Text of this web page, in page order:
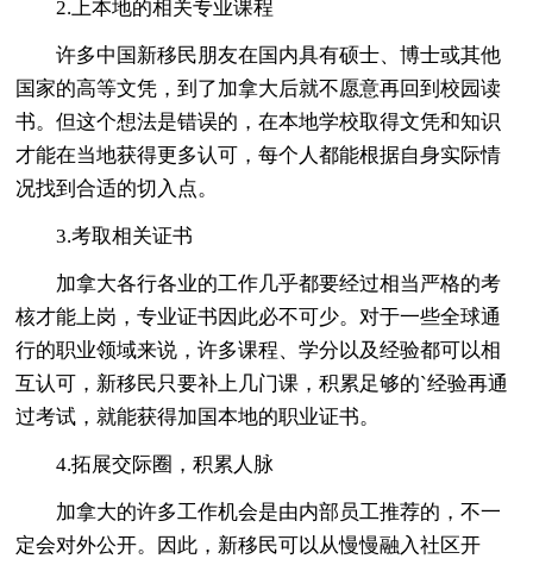
2.上本地的相关专业课程
许多中国新移民朋友在国内具有硕士、博士或其他
国家的高等文凭，到了加拿大后就不愿意再回到校园读
书。但这个想法是错误的，在本地学校取得文凭和知识
才能在当地获得更多认可，每个人都能根据自身实际情
况找到合适的切入点。
3.考取相关证书
加拿大各行各业的工作几乎都要经过相当严格的考
核才能上岗，专业证书因此必不可少。对于一些全球通
行的职业领域来说，许多课程、学分以及经验都可以相
互认可，新移民只要补上几门课，积累足够的`经验再通
过考试，就能获得加国本地的职业证书。
4.拓展交际圈，积累人脉
加拿大的许多工作机会是由内部员工推荐的，不一
定会对外公开。因此，新移民可以从慢慢融入社区开